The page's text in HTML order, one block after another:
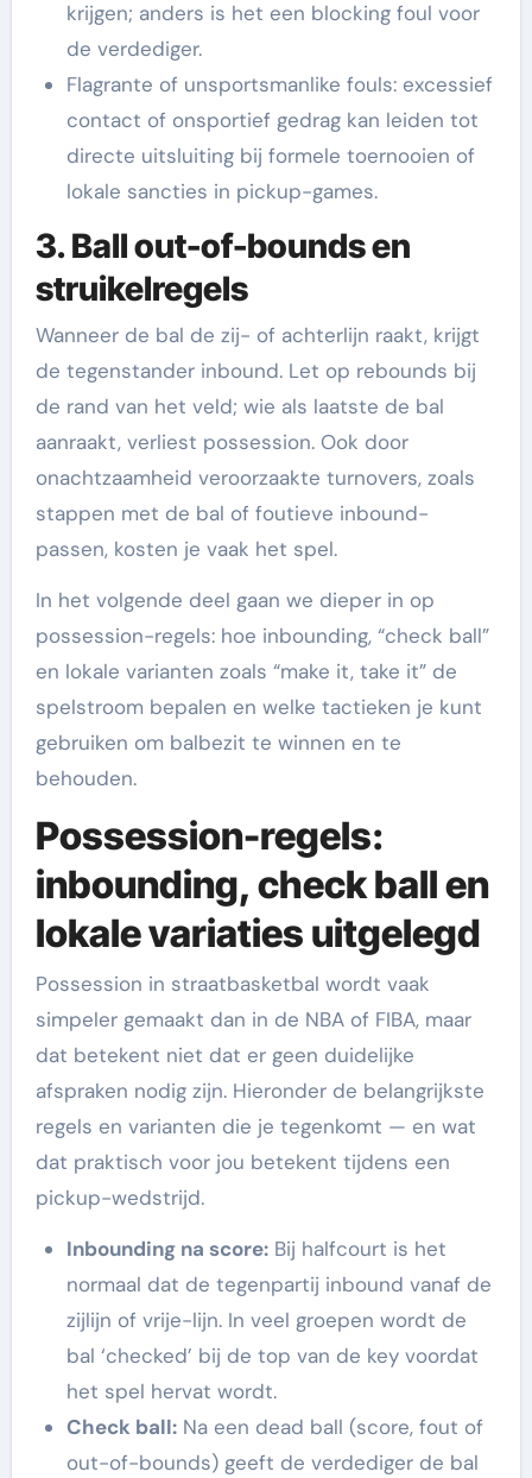
krijgen; anders is het een blocking foul voor
de verdediger.
Flagrante of unsportsmanlike fouls: excessief
contact of onsportief gedrag kan leiden tot
directe uitsluiting bij formele toernooien of
lokale sancties in pickup-games.
3. Ball out-of-bounds en
struikelregels
Wanneer de bal de zij- of achterlijn raakt, krijgt
de tegenstander inbound. Let op rebounds bij
de rand van het veld; wie als laatste de bal
aanraakt, verliest possession. Ook door
onachtzaamheid veroorzaakte turnovers, zoals
stappen met de bal of foutieve inbound-
passen, kosten je vaak het spel.
In het volgende deel gaan we dieper in op
possession-regels: hoe inbounding, “check ball”
en lokale varianten zoals “make it, take it” de
spelstroom bepalen en welke tactieken je kunt
gebruiken om balbezit te winnen en te
behouden.
Possession-regels:
inbounding, check ball en
lokale variaties uitgelegd
Possession in straatbasketbal wordt vaak
simpeler gemaakt dan in de NBA of FIBA, maar
dat betekent niet dat er geen duidelijke
afspraken nodig zijn. Hieronder de belangrijkste
regels en varianten die je tegenkomt — en wat
dat praktisch voor jou betekent tijdens een
pickup-wedstrijd.
Inbounding na score:Bij halfcourt is het
normaal dat de tegenpartij inbound vanaf de
zijlijn of vrije-lijn. In veel groepen wordt de
bal ‘checked’ bij de top van de key voordat
het spel hervat wordt.
Check ball:Na een dead ball (score, fout of
out-of-bounds) geeft de verdediger de bal